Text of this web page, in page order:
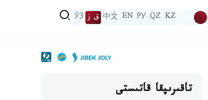
KZ
QZ
РУ
EN
中文 ق ز ЎЗ
تاقىرىپقا قاتىستى